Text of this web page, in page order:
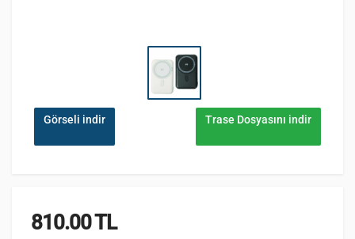
Görseli indir Trase Dosyasını indir
810.00 TL